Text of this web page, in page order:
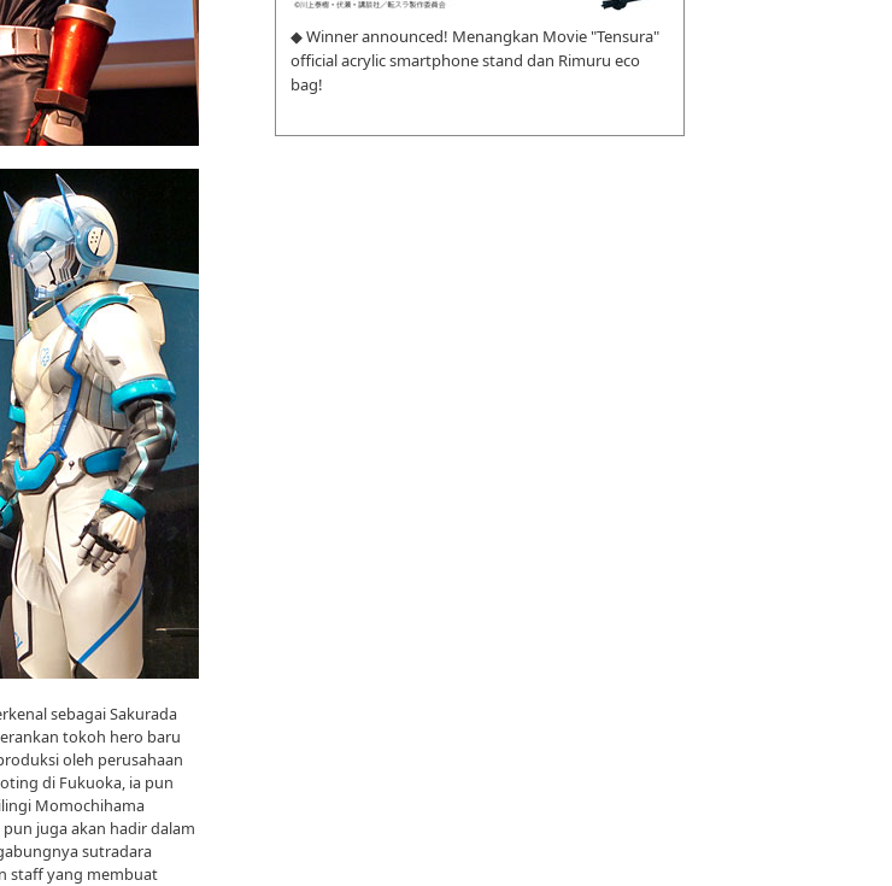
sebagai Sakurada
tokoh hero baru
oleh perusahaan
di Fukuoka, ia pun
Momochihama
juga akan hadir dalam
sutradara
staff yang membuat
◆ Winner announced! Menangkan Movie "Tensura"
official acrylic smartphone stand dan Rimuru eco
bag!